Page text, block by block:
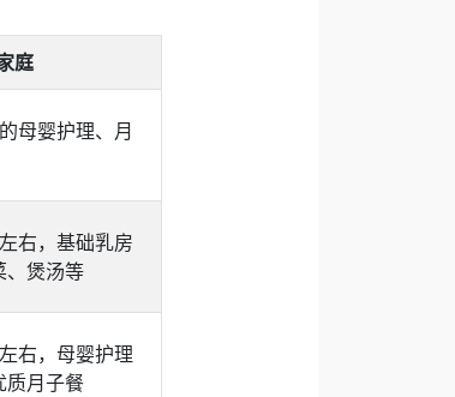
庭
母婴护理、月
右，基础乳房
、煲汤等
右，母婴护理
质月子餐